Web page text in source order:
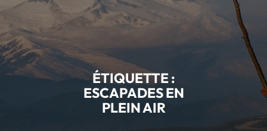
ÉTIQUETTE :
ESCAPADES EN
PLEIN AIR